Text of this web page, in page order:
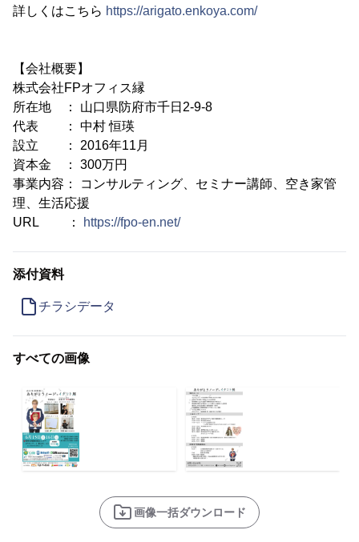
詳しくはこちら https://arigato.enkoya.com/
【会社概要】
株式会社FPオフィス縁
所在地 ： 山口県防府市千日2-9-8
代表 ： 中村 恒瑛
設立 ： 2016年11月
資本金 ： 300万円
事業内容： コンサルティング、セミナー講師、空き家管
理、生活応援
URL ：
https://fpo-en.net/
添付資料
チラシデータ
すべての画像
画像一括ダウンロード